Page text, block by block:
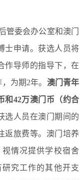
管委会办公室和澳门
士申请。获选人员将
作导师的指导下，在
为期2年。 澳门青年
和42万澳门币（约合
选人员在澳门期间的
返旅费等。澳门培养
情况提供学校宿舍
研究工作的其他开支